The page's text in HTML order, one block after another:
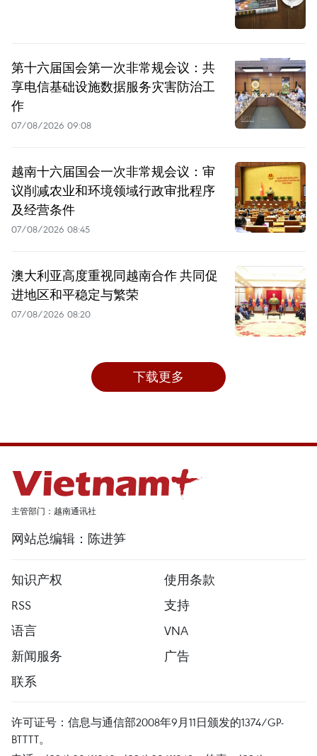
第十六届国会第一次非常规会议：共
享电信基础设施数据服务灾害防治工
作
07/08/2026 09:08
越南十六届国会一次非常规会议：审
议削减农业和环境领域行政审批程序
及经营条件
07/08/2026 08:45
澳大利亚高度重视同越南合作 共同促
进地区和平稳定与繁荣
07/08/2026 08:20
下载更多
主管部门：越南通讯社
网站总编辑：陈进笋
知识产权
使用条款
RSS
支持
语言
VNA
新闻服务
广告
联系
许可证号：信息与通信部2008年9月11日颁发的1374/GP-
BTTTT。